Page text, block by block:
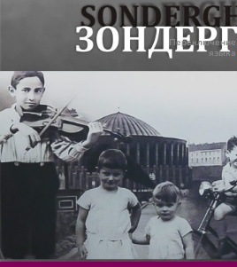
Переключение
языка